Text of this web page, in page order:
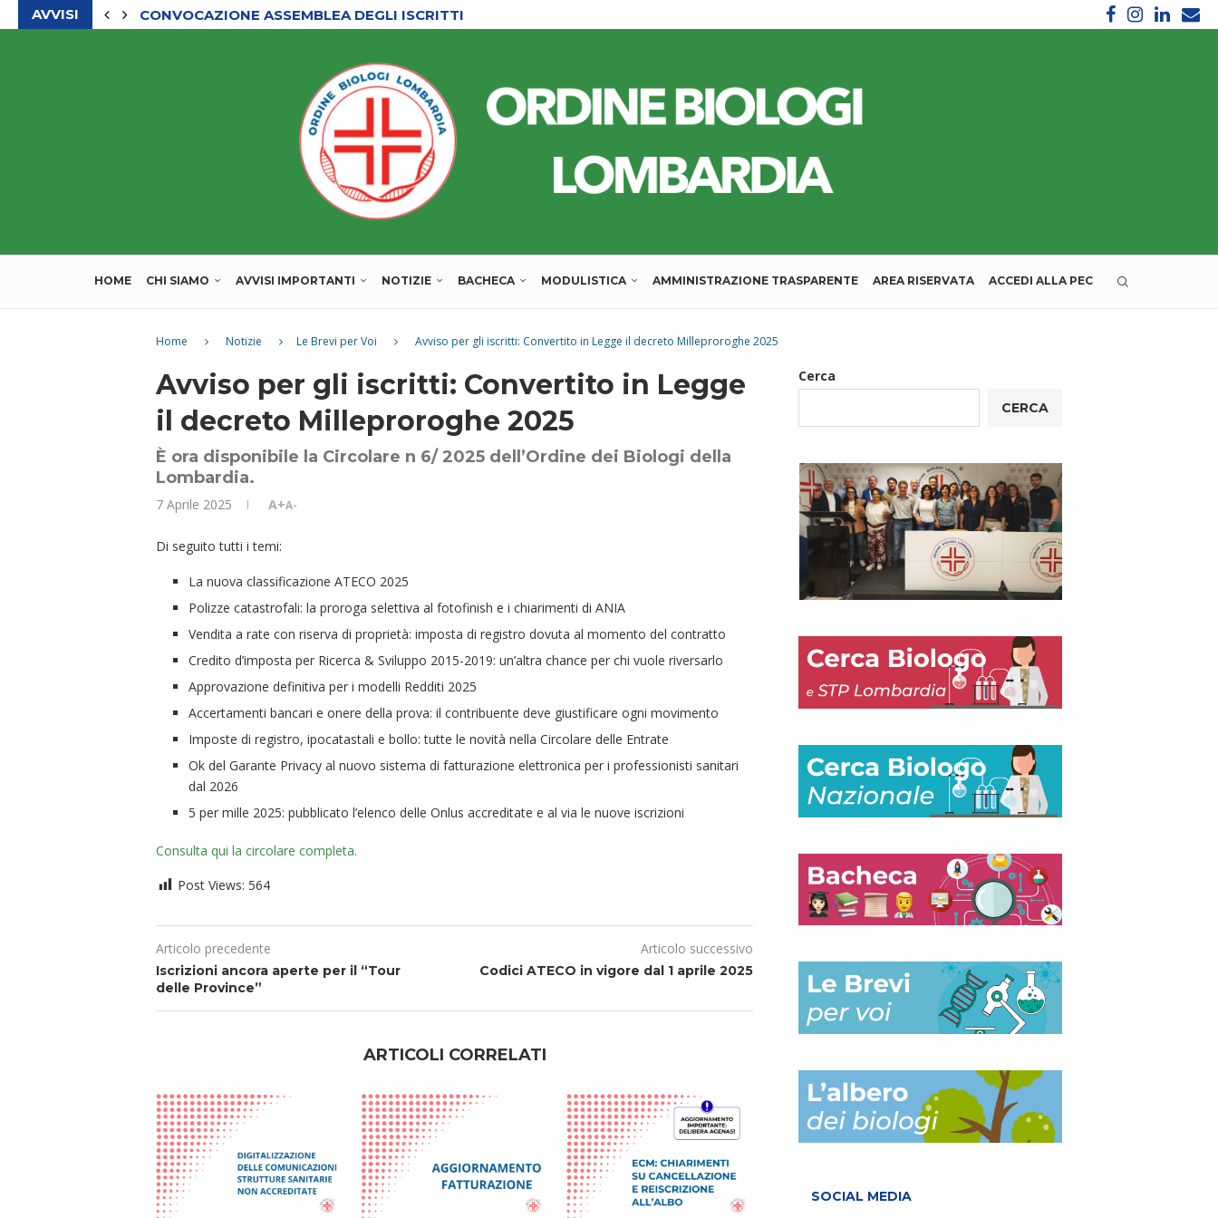
AVVISI CONVOCAZIONE ASSEMBLEA DEGLI ISCRITTI
HOME CHI SIAMO AVVISI IMPORTANTI NOTIZIE BACHECA MODULISTICA AMMINISTRAZIONE TRASPARENTE AREA RISERVATA ACCEDI ALLA PEC
Home Notizie Le Brevi per Voi Avviso per gli iscritti: Convertito in Legge il decreto Milleproroghe 2025
Avviso per gli iscritti: Convertito in Legge
il decreto Milleproroghe 2025
È ora disponibile la Circolare n 6/ 2025 dell’Ordine dei Biologi della
Lombardia.
7 Aprile 2025 A+A-
Di seguito tutti i temi:
La nuova classificazione ATECO 2025
Polizze catastrofali: la proroga selettiva al fotofinish e i chiarimenti di ANIA
Vendita a rate con riserva di proprietà: imposta di registro dovuta al momento del contratto
Credito d’imposta per Ricerca & Sviluppo 2015-2019: un’altra chance per chi vuole riversarlo
Approvazione definitiva per i modelli Redditi 2025
Accertamenti bancari e onere della prova: il contribuente deve giustificare ogni movimento
Imposte di registro, ipocatastali e bollo: tutte le novità nella Circolare delle Entrate
Ok del Garante Privacy al nuovo sistema di fatturazione elettronica per i professionisti sanitari
dal 2026
5 per mille 2025: pubblicato l’elenco delle Onlus accreditate e al via le nuove iscrizioni
Consulta qui la circolare completa.
Post Views: 564
Articolo precedente
Iscrizioni ancora aperte per il “Tour
delle Province”
Articolo successivo
Codici ATECO in vigore dal 1 aprile 2025
ARTICOLI CORRELATI
Cerca
CERCA
SOCIAL MEDIA